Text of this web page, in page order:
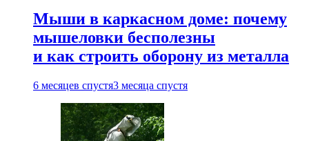
Мыши в каркасном доме: почему
мышеловки бесполезны
и как строить оборону из металла
6 месяцев спустя3 месяца спустя